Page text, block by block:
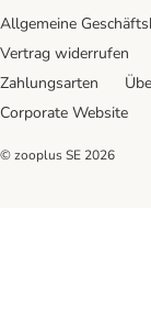
Allgemeine
Vertrag widerrufen
Zahlungsarten
Corporate Website
© zooplus SE 2026